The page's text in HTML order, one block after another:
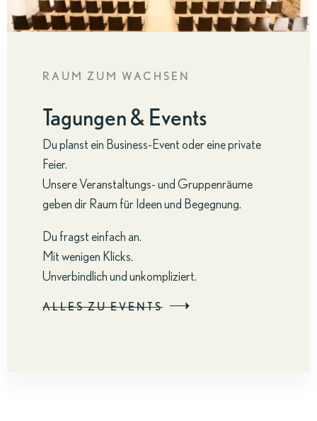
RAUM ZUM WACHSEN
Tagungen & Events
Du planst ein Business-Event oder eine private
Feier.
Unsere Veranstaltungs- und Gruppenräume
geben dir Raum für Ideen und Begegnung.
Du fragst einfach an.
Mit wenigen Klicks.
Unverbindlich und unkompliziert.
ALLES ZU EVENTS